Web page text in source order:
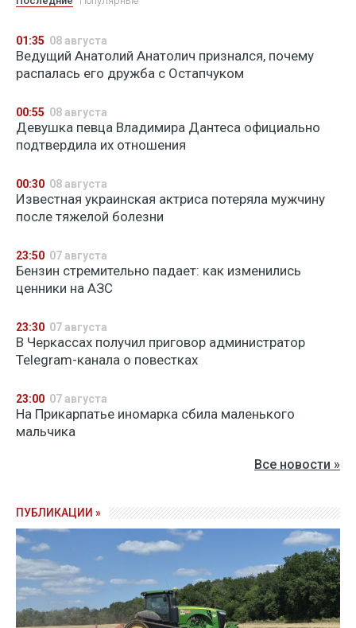
01:35 08 августа
Ведущий Анатолий Анатолич признался, почему
распалась его дружба с Остапчуком
00:55 08 августа
Девушка певца Владимира Дантеса официально
подтвердила их отношения
00:30 08 августа
Известная украинская актриса потеряла мужчину
после тяжелой болезни
23:50 07 августа
Бензин стремительно падает: как изменились
ценники на АЗС
23:30 07 августа
В Черкассах получил приговор администратор
Telegram-канала о повестках
23:00 07 августа
На Прикарпатье иномарка сбила маленького
мальчика
Все новости »
ПУБЛИКАЦИИ »